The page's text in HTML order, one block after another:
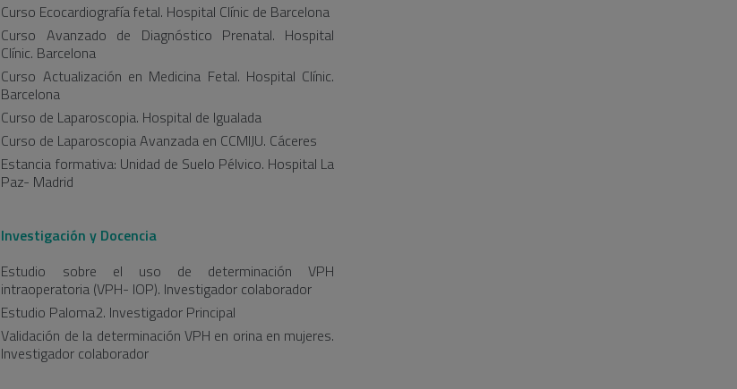
Curso Ecocardiografía fetal. Hospital Clínic de Barcelona
Curso Avanzado de Diagnóstico Prenatal. Hospital
Clínic. Barcelona
Curso Actualización en Medicina Fetal. Hospital Clínic.
Barcelona
Curso de Laparoscopia. Hospital de Igualada
Curso de Laparoscopia Avanzada en CCMIJU. Cáceres
Estancia formativa: Unidad de Suelo Pélvico. Hospital La
Paz- Madrid
Investigación y Docencia
Estudio sobre el uso de determinación VPH
intraoperatoria (VPH- IOP). Investigador colaborador
Estudio Paloma2. Investigador Principal
Validación de la determinación VPH en orina en mujeres.
Investigador colaborador